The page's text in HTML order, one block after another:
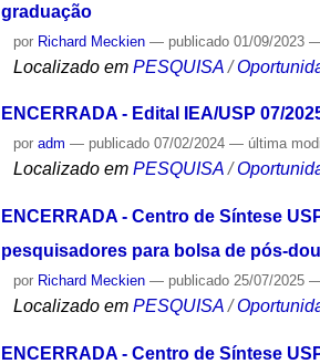
graduação
por Richard Meckien — publicado 01/09/2023
Localizado em PESQUISA /
ENCERRADA - Edital IEA/USP 07/
poradm — publicado 07/02/2024— última
Localizado em PESQUISA /
ENCERRADA - Centro de Síntese
pesquisadores para bolsa de pós-
por Richard Meckien — publicado 25/07/2025
Localizado em PESQUISA /
ENCERRADA - Centro de Síntese